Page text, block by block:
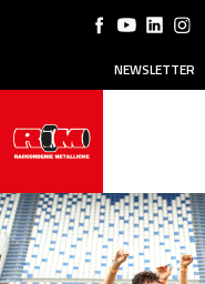
NEWSLETTER